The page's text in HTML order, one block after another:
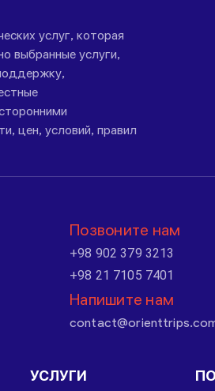
услуг, которая
выбранные услуги,
цен, условий, правил
Позвоните нам
+98 902 379 3213
+98 21 7105 7401
Напишите нам
УСЛУГИ